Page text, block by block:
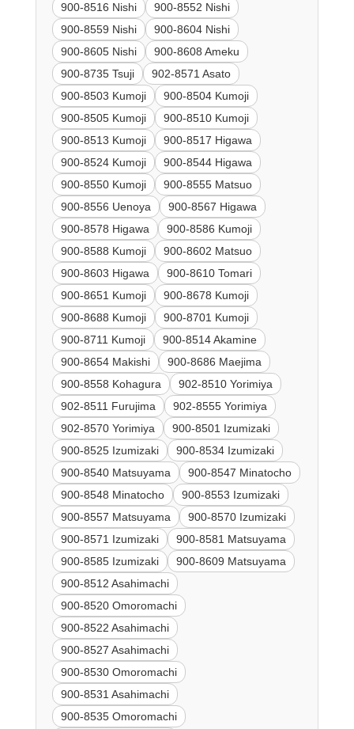
900-8516 Nishi
900-8552 Nishi
900-8559 Nishi
900-8604 Nishi
900-8605 Nishi
900-8608 Ameku
900-8735 Tsuji
902-8571 Asato
900-8503 Kumoji
900-8504 Kumoji
900-8505 Kumoji
900-8510 Kumoji
900-8513 Kumoji
900-8517 Higawa
900-8524 Kumoji
900-8544 Higawa
900-8550 Kumoji
900-8555 Matsuo
900-8556 Uenoya
900-8567 Higawa
900-8578 Higawa
900-8586 Kumoji
900-8588 Kumoji
900-8602 Matsuo
900-8603 Higawa
900-8610 Tomari
900-8651 Kumoji
900-8678 Kumoji
900-8688 Kumoji
900-8701 Kumoji
900-8711 Kumoji
900-8514 Akamine
900-8654 Makishi
900-8686 Maejima
900-8558 Kohagura
902-8510 Yorimiya
902-8511 Furujima
902-8555 Yorimiya
902-8570 Yorimiya
900-8501 Izumizaki
900-8525 Izumizaki
900-8534 Izumizaki
900-8540 Matsuyama
900-8547 Minatocho
900-8548 Minatocho
900-8553 Izumizaki
900-8557 Matsuyama
900-8570 Izumizaki
900-8571 Izumizaki
900-8581 Matsuyama
900-8585 Izumizaki
900-8609 Matsuyama
900-8512 Asahimachi
900-8520 Omoromachi
900-8522 Asahimachi
900-8527 Asahimachi
900-8530 Omoromachi
900-8531 Asahimachi
900-8535 Omoromachi